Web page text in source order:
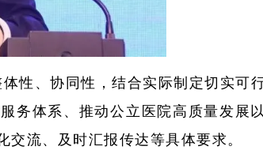
性、协同性，结合实际制定切实可
务体系、推动公立医院高质量发展
流、及时汇报传达等具体要求。